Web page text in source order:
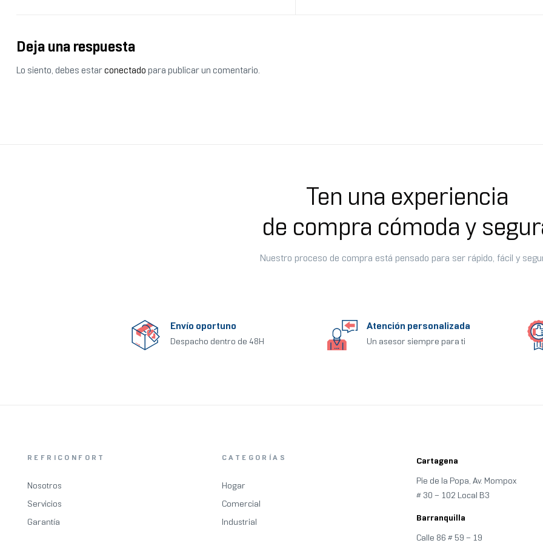
Deja una respuesta
Lo siento, debes estarconectado para publicar un comentario.
Ten una experiencia
de compra cómoda y
Nuestro proceso de compra está pensado para ser rápido, fácil y
Envío oportuno
Despacho dentro de 48H
Atención personalizada
Un asesor siempre para ti
REFRICONFORT
Nosotros
Servicios
Garantía
CATEGORÍAS
Hogar
Comercial
Industrial
Cartagena
Pie de la Popa, Av. Mompox
# 30 – 102 Local B3
Barranquilla
Calle 86 # 59 – 19